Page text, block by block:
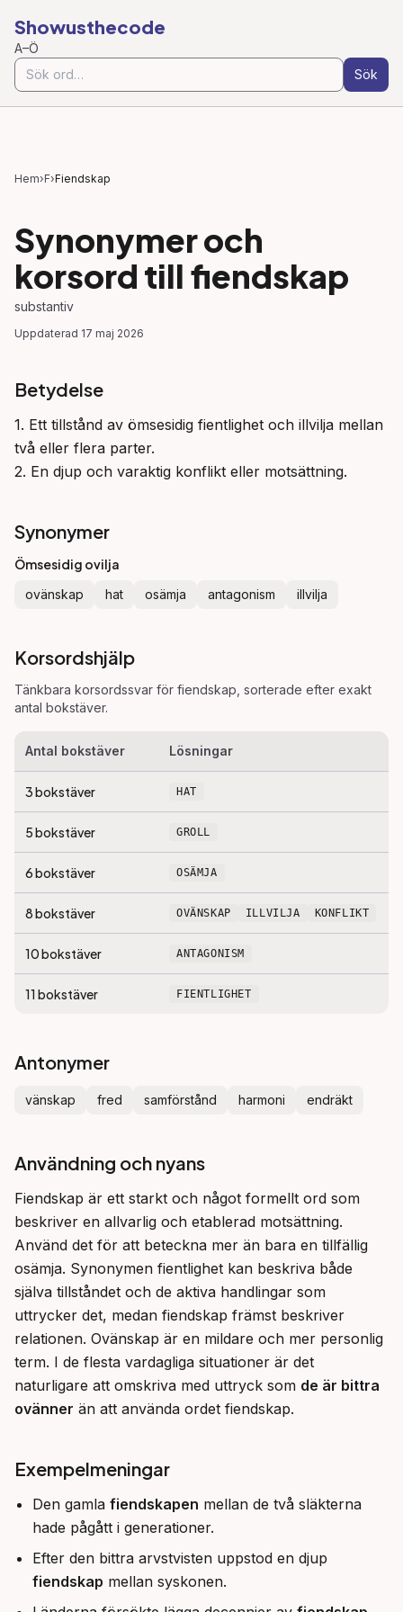
Showusthecode
A–Ö
Sök
Hem›F›Fiendskap
Synonymer och
korsord till fiendskap
substantiv
Uppdaterad 17 maj 2026
Betydelse
1. Ett tillstånd av ömsesidig fientlighet och illvilja mellan
två eller flera parter.
2. En djup och varaktig konflikt eller motsättning.
Synonymer
Ömsesidig ovilja
ovänskap hat osämja antagonism illvilja
Korsordshjälp
Tänkbara korsordssvar för fiendskap , sorterade efter exakt
antal bokstäver.
Antal bokstäver Lösningar
3bokstäver HAT
5bokstäver GROLL
6bokstäver OSÄMJA
8bokstäver OVÄNSKAP ILLVILJA KONFLIKT
10bokstäver ANTAGONISM
11 bokstäver FIENTLIGHET
Antonymer
vänskap fred samförstånd harmoni endräkt
Användning och nyans
Fiendskap är ett starkt och något formellt ord som
beskriver en allvarlig och etablerad motsättning.
Använd det för att beteckna mer än bara en tillfällig
osämja. Synonymen fientlighet kan beskriva både
själva tillståndet och de aktiva handlingar som
uttrycker det, medan fiendskap främst beskriver
relationen. Ovänskap är en mildare och mer personlig
term. I de flesta vardagliga situationer är det
naturligare att omskriva med uttryck som de är bittra
ovänner än att använda ordet fiendskap.
Exempelmeningar
Den gamla fiendskapen mellan de två släkterna
hade pågått i generationer.
Efter den bittra arvstvisten uppstod en djup
fiendskap mellan syskonen.